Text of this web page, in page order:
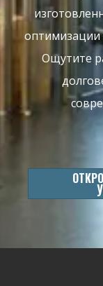
оптимизации
Ощутите